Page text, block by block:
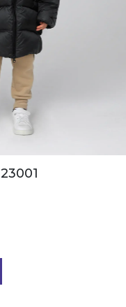
23001